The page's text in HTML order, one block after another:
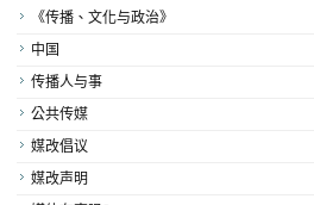
《传播、文化与政治》
中国
传播人与事
公共传媒
媒改倡议
媒改声明